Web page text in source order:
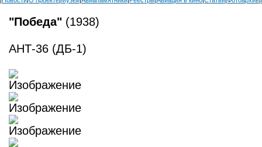
"Победа"(1938)
АНТ-36 (ДБ-1)